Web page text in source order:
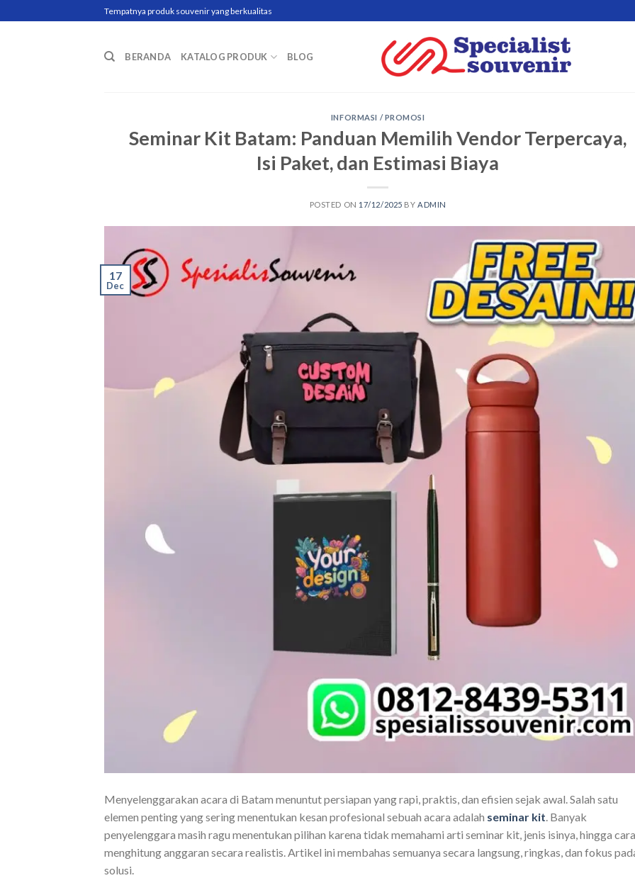
to
Tempatnya produk souvenir yang berkualitas
BERANDA KATALOG PRODUK BLOG
INFORMASI / PROMOSI
Seminar Kit Batam: Panduan Memilih Vendor Terpercaya,
Isi Paket, dan Estimasi Biaya
POSTED ON 17/12/2025 BY ADMIN
17
Dec
Menyelenggarakan acara di Batam menuntut persiapan yang rapi, praktis, dan efisien sejak awal. Salah satu
elemen penting yang sering menentukan kesan profesional sebuah acara adalah seminar kit. Banyak
penyelenggara masih ragu menentukan pilihan karena tidak memahami arti seminar kit, jenis isinya, hingga cara
menghitung anggaran secara realistis. Artikel ini membahas semuanya secara langsung, ringkas, dan fokus
solusi.